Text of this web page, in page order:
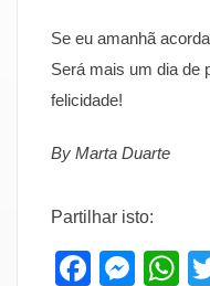
Se eu amanhã
Será mais um dia de
felicidade!
By Marta Duarte
Partilhar isto: